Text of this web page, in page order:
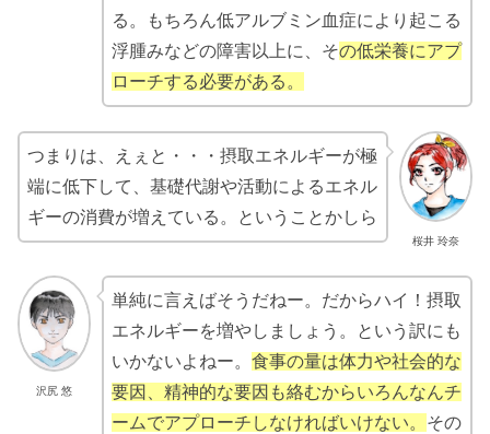
る。もちろん低アルブミン血症により起こる
浮腫みなどの障害以上に、その低栄養にアプ
ローチする必要がある。
桜井 玲奈
つまりは、えぇと・・・摂取エネルギーが極
端に低下して、基礎代謝や活動によるエネル
ギーの消費が増えている。ということかしら
沢尻 悠
単純に言えばそうだねー。だからハイ！摂取
エネルギーを増やしましょう。という訳にも
いかないよねー。 食事の量は体力や社会的な
要因、精神的な要因も絡むからいろんなんチ
ームでアプローチしなければいけない。 その